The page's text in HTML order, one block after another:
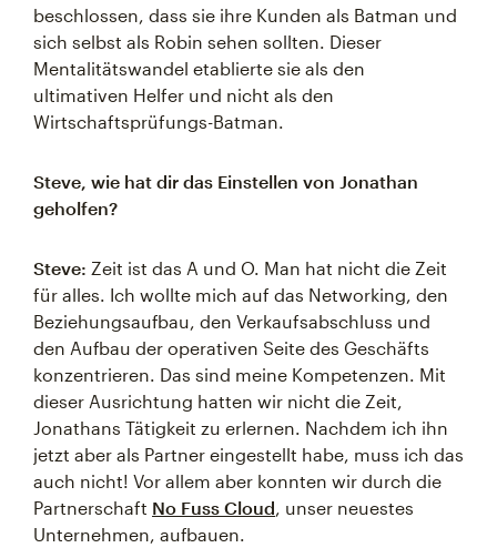
beschlossen, dass sie ihre Kunden als Batman und
sich selbst als Robin sehen sollten. Dieser
Mentalitätswandel etablierte sie als den
ultimativen Helfer und nicht als den
Wirtschaftsprüfungs-Batman.
Steve, wie hat dir das Einstellen von Jonathan
geholfen?
Steve: Zeit ist das A und O. Man hat nicht die Zeit
für alles. Ich wollte mich auf das Networking, den
Beziehungsaufbau, den Verkaufsabschluss und
den Aufbau der operativen Seite des Geschäfts
konzentrieren. Das sind meine Kompetenzen. Mit
dieser Ausrichtung hatten wir nicht die Zeit,
Jonathans Tätigkeit zu erlernen. Nachdem ich ihn
jetzt aber als Partner eingestellt habe, muss ich das
auch nicht! Vor allem aber konnten wir durch die
Partnerschaft No Fuss Cloud, unser neuestes
Unternehmen, aufbauen.